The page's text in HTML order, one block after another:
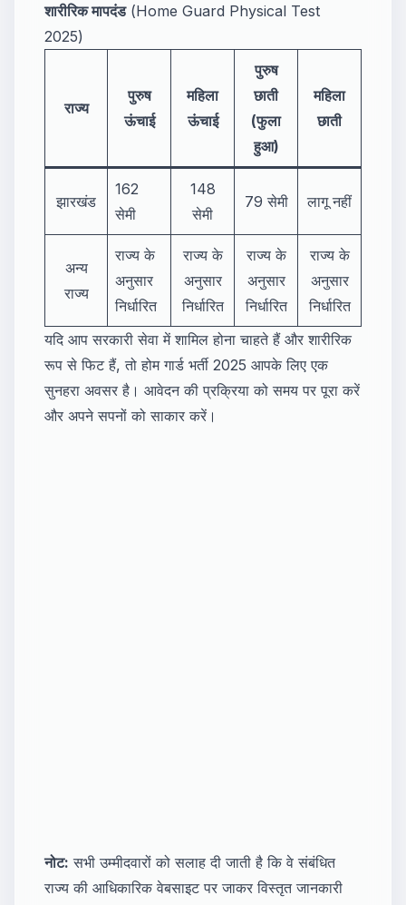
शारीरिक मापदंड(Home Guard Physical Test
2025)
राज्य
पुरुष
ऊंचाई
महिला
ऊंचाई
पुरुष
छाती
(फुला
हुआ)
महिला
छाती
झारखंड
162
सेमी
148
सेमी
79 सेमी लागू नहीं
अन्य
राज्य
राज्य के
अनुसार
निर्धारित
राज्य के
अनुसार
निर्धारित
राज्य के
अनुसार
निर्धारित
राज्य के
अनुसार
निर्धारित
यदि आप सरकारी सेवा में शामिल होना चाहते हैं और शारीरिक
रूप से फिट हैं, तो होम गार्ड भर्ती 2025 आपके लिए एक
सुनहरा अवसर है। आवेदन की प्रक्रिया को समय पर पूरा करें
और अपने सपनों को साकार करें।
नोट: सभी उम्मीदवारों को सलाह दी जाती है कि वे संबंधित
राज्य की आधिकारिक वेबसाइट पर जाकर विस्तृत जानकारी